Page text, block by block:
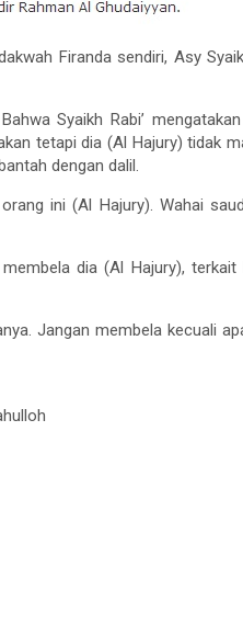
Firanda sendiri, Asy
Syaikh Rabi’
tetapi dia (Al Hajury) tidak
dengan dalil.
ini (Al Hajury). Wahai
dia (Al Hajury),
Jangan membela kecuali